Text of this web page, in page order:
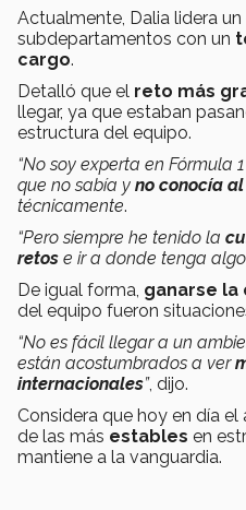
Actualmente, Dalia lidera
subdepartamentos con un
cargo.
Detalló que el reto más
llegar, ya que estaban
estructura del equipo.
“No soy experta en Fórmula
que no sabía y no conocía
técnicamente.
“Pero siempre he tenido la
retos e ir a donde tenga
De igual forma, ganarse la
del equipo fueron
“No es fácil llegar a un
están acostumbrados a ver
internacionales”, dijo.
Considera que hoy en día el
de las más estables en
mantiene a la vanguardia.